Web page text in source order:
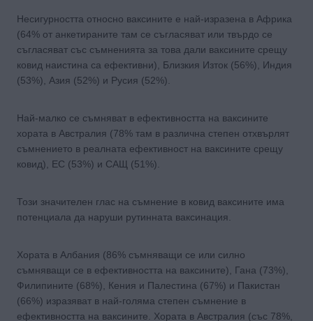
Несигурността относно ваксините е най-изразена в Африка
(64% от анкетираните там се съгласяват или твърдо се
съгласяват със съмненията за това дали ваксините срещу
ковид наистина са ефективни), Близкия Изток (56%), Индия
(53%), Азия (52%) и Русия (52%).
Най-малко се съмняват в ефективността на ваксините
хората в Австралия (78% там в различна степен отхвърлят
съмнението в реалната ефективност на ваксините срещу
ковид), ЕС (53%) и САЩ (51%).
Този значителен глас на съмнение в ковид ваксините има
потенциала да наруши рутинната ваксинация.
Хората в Албания (86% съмняващи се или силно
съмняващи се в ефективността на ваксините), Гана (73%),
Филипините (68%), Кения и Палестина (67%) и Пакистан
(66%) изразяват в най-голяма степен съмнение в
ефективността на ваксините. Хората в Австралия (със 78%,